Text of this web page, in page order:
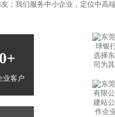
；我们服务中小企业，定位中高
业客户